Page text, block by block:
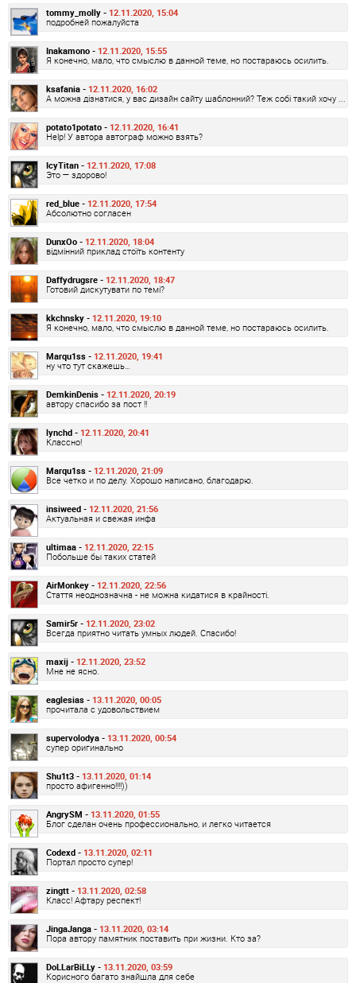
tommy_molly - 12.11.2020, 15:04
подробней пожалуйста
Inakamono - 12.11.2020, 15:55
Я конечно, мало, что смыслю в данной теме, но постараюсь осилить.
ksafania - 12.11.2020, 16:02
А можна дізнатися, у вас дизайн сайту шаблонний? Теж собі такий хочу ...
potato1potato - 12.11.2020, 16:41
Help! У автора автограф можно взять?
IcyTitan - 12.11.2020, 17:08
Это — здорово!
red_blue - 12.11.2020, 17:54
Абсолютно согласен
DunxOo - 12.11.2020, 18:04
відмінний приклад стоїть контенту
Daffydrugsre - 12.11.2020, 18:47
Готовий дискутувати по темі?
kkchnsky - 12.11.2020, 19:10
Я конечно, мало, что смыслю в данной теме, но постараюсь осилить.
Marqu1ss - 12.11.2020, 19:41
ну что тут скажешь…
DemkinDenis - 12.11.2020, 20:19
автору спасибо за пост !!
lynchd - 12.11.2020, 20:41
Классно!
Marqu1ss - 12.11.2020, 21:09
Все четко и по делу. Хорошо написано, благодарю.
insiweed - 12.11.2020, 21:56
Актуальная и свежая инфа
ultimaa - 12.11.2020, 22:15
Побольше бы таких статей
AirMonkey - 12.11.2020, 22:56
Стаття неоднозначна - не можна кидатися в крайності.
Samir5r - 12.11.2020, 23:02
Всегда приятно читать умных людей. Спасибо!
maxij - 12.11.2020, 23:52
Мне не ясно.
eaglesias - 13.11.2020, 00:05
прочитала с удовольствием
supervolodya - 13.11.2020, 00:54
супер оригинально
Shu1t3 - 13.11.2020, 01:14
просто афигенно!!!!))
AngrySM - 13.11.2020, 01:55
Блог сделан очень профессионально, и легко читается
Codexd - 13.11.2020, 02:11
Портал просто супер!
zingtt - 13.11.2020, 02:58
Класс! Афтару респект!
JingaJanga - 13.11.2020, 03:14
Пора автору памятник поставить при жизни. Кто за?
DoLLarBiLLy - 13.11.2020, 03:59
Корисного багато знайшла для себе